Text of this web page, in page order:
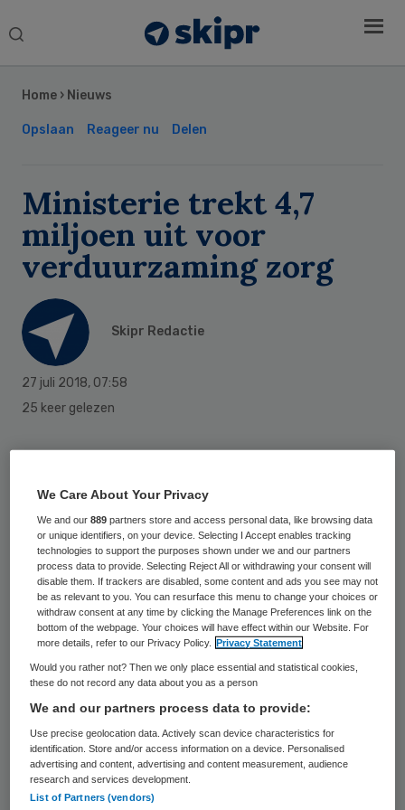
Search
Home › Nieuws
Opslaan Reageer nu Delen
Ministerie trekt 4,7
miljoen uit voor
verduurzaming zorg
Skipr Redactie
27 juli 2018, 07:58
25 keer gelezen
krijgen voor energiebesparende
maatregelen en het opwekken van
duurzame energie. In totaal trekt het
ministerie van VWS hiervoor 4,7 miljoen euro
uit.
De zorg is grootverbruiker van energie en
grondstoffen, steltVWS. Uit onderzoek
zorginstelling mogelijk is. Bij de
subsidieregeling is een lijst met
maatregelen opgenomen waarvoor subsidie
Sidebar
We Care About Your Privacy
We and our889 partners store and access personal data, like browsing data
or unique identifiers, on your device. Selecting I Accept enables tracking
technologies to support the purposes shown under we and our partners
process data to provide. Selecting Reject All or withdrawing your consent will
disable them. If trackers are disabled, some content and ads you see may not
be as relevant to you. You can resurface this menu to change your choices or
withdraw consent at any time by clicking the Manage Preferences link on the
bottom of the webpage. Your choices will have effect within our Website. For
more details, refer to our Privacy Policy.
Privacy Statement
Would you rather not? Then we only place essential and statistical cookies,
these do not record any data about you as a person
We and our partners process data to provide:
Use precise geolocation data. Actively scan device characteristics for
identification. Store and/or access information on a device. Personalised
advertising and content, advertising and content measurement, audience
research and services development.
List of Partners (vendors)